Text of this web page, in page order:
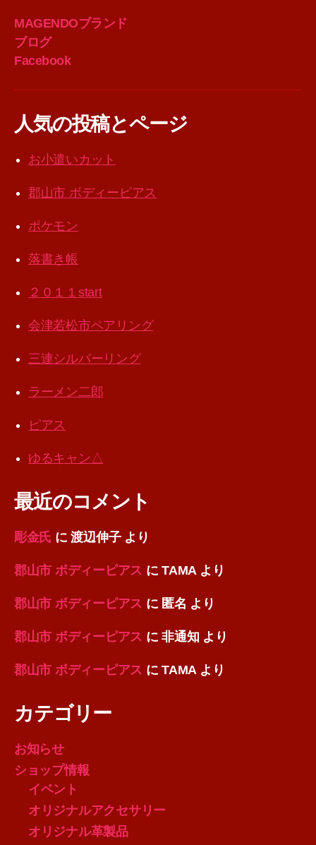
MAGENDOブランド
ブログ
Facebook
人気の投稿とページ
お小遣いカット
郡山市 ボディーピアス
ポケモン
落書き帳
２０１１start
会津若松市ペアリング
三連シルバーリング
ラーメン二郎
ピアス
ゆるキャン△
最近のコメント
彫金氏 に渡辺伸子より
郡山市 ボディーピアス にTAMAより
郡山市 ボディーピアス に 匿名 より
郡山市 ボディーピアス に非通知 より
郡山市 ボディーピアス にTAMAより
カテゴリー
お知らせ
ショップ情報
イベント
オリジナルアクセサリー
オリジナル革製品